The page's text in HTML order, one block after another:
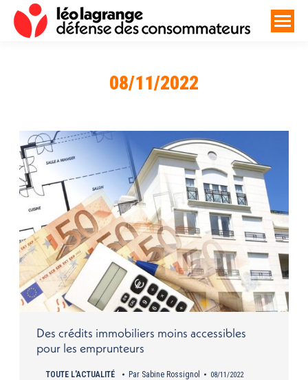
08/11/2022
Des crédits immobiliers moins accessibles
pour les emprunteurs
TOUTE L'ACTUALITÉ Par Sabine Rossignol 08/11/2022